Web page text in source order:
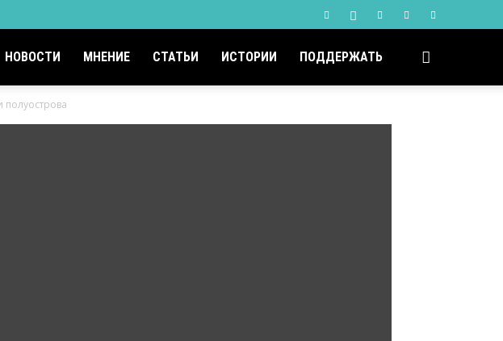
НОВОСТИ МНЕНИЕ СТАТЬИ ИСТОРИИ ПОДДЕРЖАТЬ
полуострова